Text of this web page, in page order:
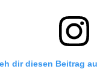
dir diesen Beitrag